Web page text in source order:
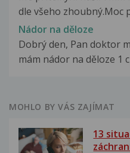
dle všeho zhoubný.Moc
Nádor na děloze
Dobrý den, Pan doktor
mám nádor na děloze 1
MOHLO BY VÁS ZAJÍMAT
13